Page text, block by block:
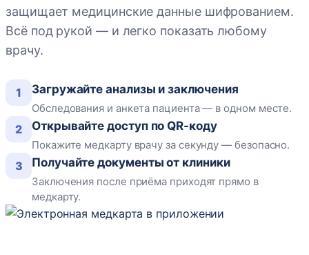
защищает медицинские данные шифрованием.
Всё под рукой — и легко показать любому
врачу.
1 Загружайте анализы и заключения
Обследования и анкета пациента — в одном месте.
2 Открывайте доступ по QR-коду
Покажите медкарту врачу за секунду — безопасно.
3 Получайте документы от клиники
Заключения после приёма приходят прямо в
медкарту.